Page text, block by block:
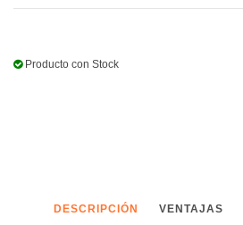
Producto con Stock
DESCRIPCIÓN VENTAJAS